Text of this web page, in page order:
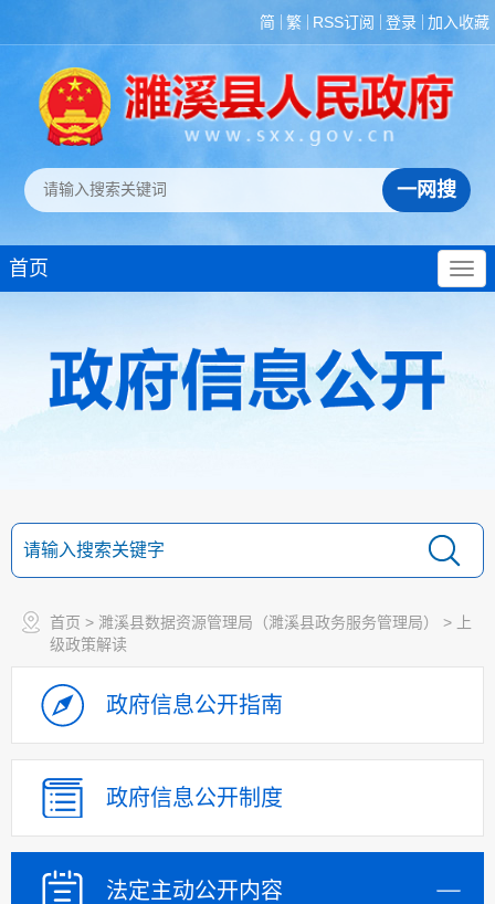
简 繁 RSS订阅 登录 加入收藏
首页
首页 > 濉溪县数据资源管理局（濉溪县政务服务管理局） >
上
级政策解读
政府信息公开指南
政府信息公开制度
法定主动公开内容